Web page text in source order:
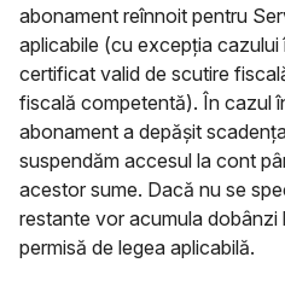
abonament reînnoit pentru
aplicabile (cu excepția
certificat valid de scutire
fiscală competentă). În cazul
abonament a depășit
suspendăm accesul la cont
acestor sume. Dacă nu se
restante vor acumula dobânzi
permisă de legea aplicabilă.